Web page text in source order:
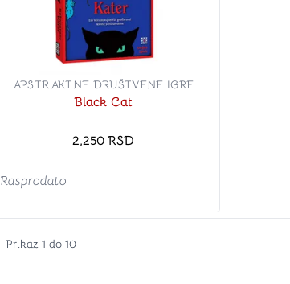
APSTRAKTNE DRUŠTVENE IGRE
Black Cat
2,250 RSD
Rasprodato
Prikaz 1 do 10